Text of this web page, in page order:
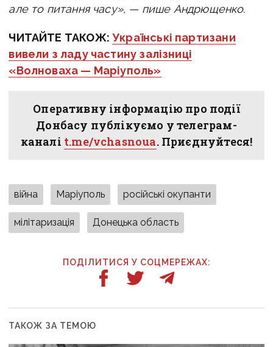
але то питання часу», — пише Андрющенко.
ЧИТАЙТЕ ТАКОЖ:Українcькі партизани
вивели з ладу частину залізниці
«Волноваха — Маріуполь»
Оперативну інформацію про події
Донбасу публікуємо у телеграм-
каналі t.me/vchasnoua. Приєднуйтеся!
війна Маріуполь російські окупанти
мілітаризація Донецька область
ПОДІЛИТИСЯ У СОЦМЕРЕЖАХ:
ТАКОЖ ЗА ТЕМОЮ